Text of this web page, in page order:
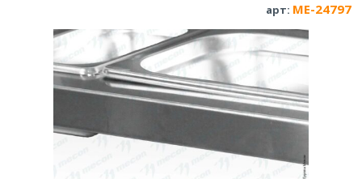
арт: ME-24797